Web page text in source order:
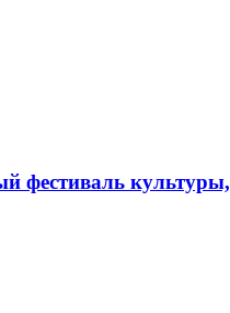
фестиваль культуры,